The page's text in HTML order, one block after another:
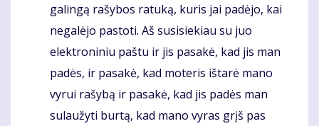
galingą rašybos ratuką, kuris jai padėjo, kai
negalėjo pastoti. Aš susisiekiau su juo
elektroniniu paštu ir jis pasakė, kad jis man
padės, ir pasakė, kad moteris ištarė mano
vyrui rašybą ir pasakė, kad jis padės man
sulaužyti burtą, kad mano vyras grįš pas